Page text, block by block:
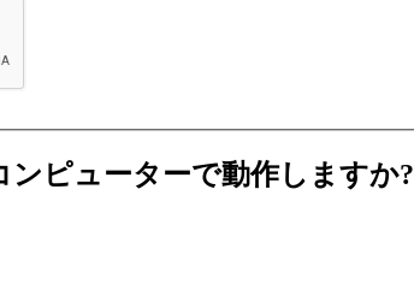
ンピューターで動作しますか?